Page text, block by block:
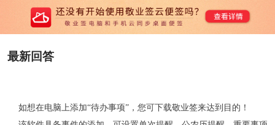
最新回答
如想在电脑上添加“待办事项”，您可下载敬业签来达到目的！